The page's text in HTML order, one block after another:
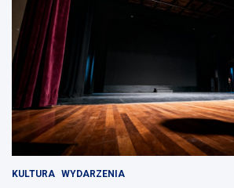
KULTURA WYDARZENIA